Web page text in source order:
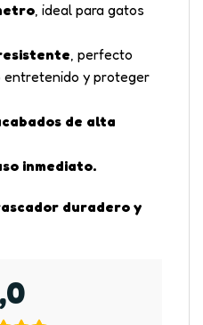
, ideal para gatos
, perfecto
y proteger
de alta
inmediato.
duradero y